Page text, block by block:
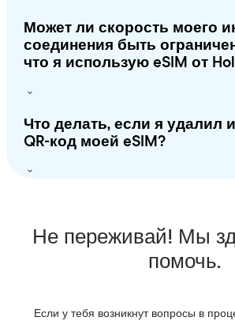
Может ли скорость моего
соединения быть
что я использую eSIM от
Что делать, если я удалил
QR-код моей eSIM?
Не переживай! Мы
помочь.
Если у тебя возникнут вопросы в